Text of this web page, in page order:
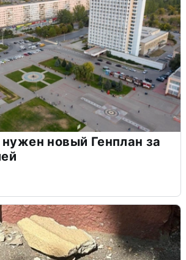
новый Генплан за